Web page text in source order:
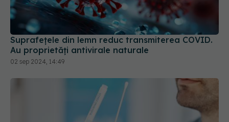
Suprafețele din lemn reduc transmiterea COVID.
Au proprietăți antivirale naturale
02 sep 2024, 14:49